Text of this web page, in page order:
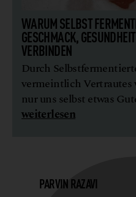
WARUM SELBST
GESCHMACK,
VERBINDEN
Durch
vermeintlich
nur uns selbst etwas
weiterlesen
PARVIN RAZAVI